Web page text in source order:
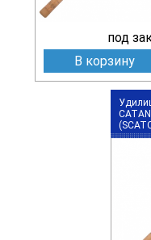
под
В корзину